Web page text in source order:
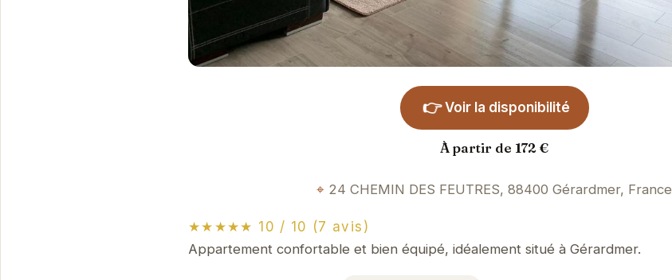
👉 Voir la disponibilité
À partir de 172 €
24 CHEMIN DES FEUTRES, 88400 Gérardmer, France
★★★★★ 10 / 10 (7 avis)
Appartement confortable et bien équipé, idéalement situé à Gérardmer.